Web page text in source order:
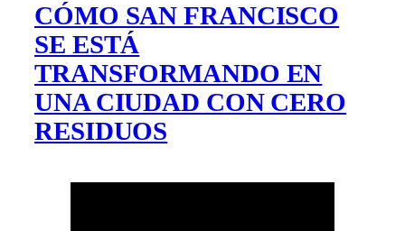
CÓMO SAN FRANCISCO
SE ESTÁ
TRANSFORMANDO EN
UNA CIUDAD CON CERO
RESIDUOS